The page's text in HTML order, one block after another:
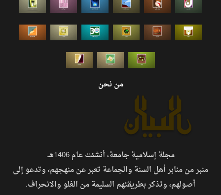
من نحن
مجلة إسلامية جامعة، أنشئت عام 1406هـ.
منبر من منابر أهل السنة والجماعة تعبر عن منهجهم، وتدعو إلى
أصولهم، وتذكر بطريقتهم السليمة من الغلو والانحراف.